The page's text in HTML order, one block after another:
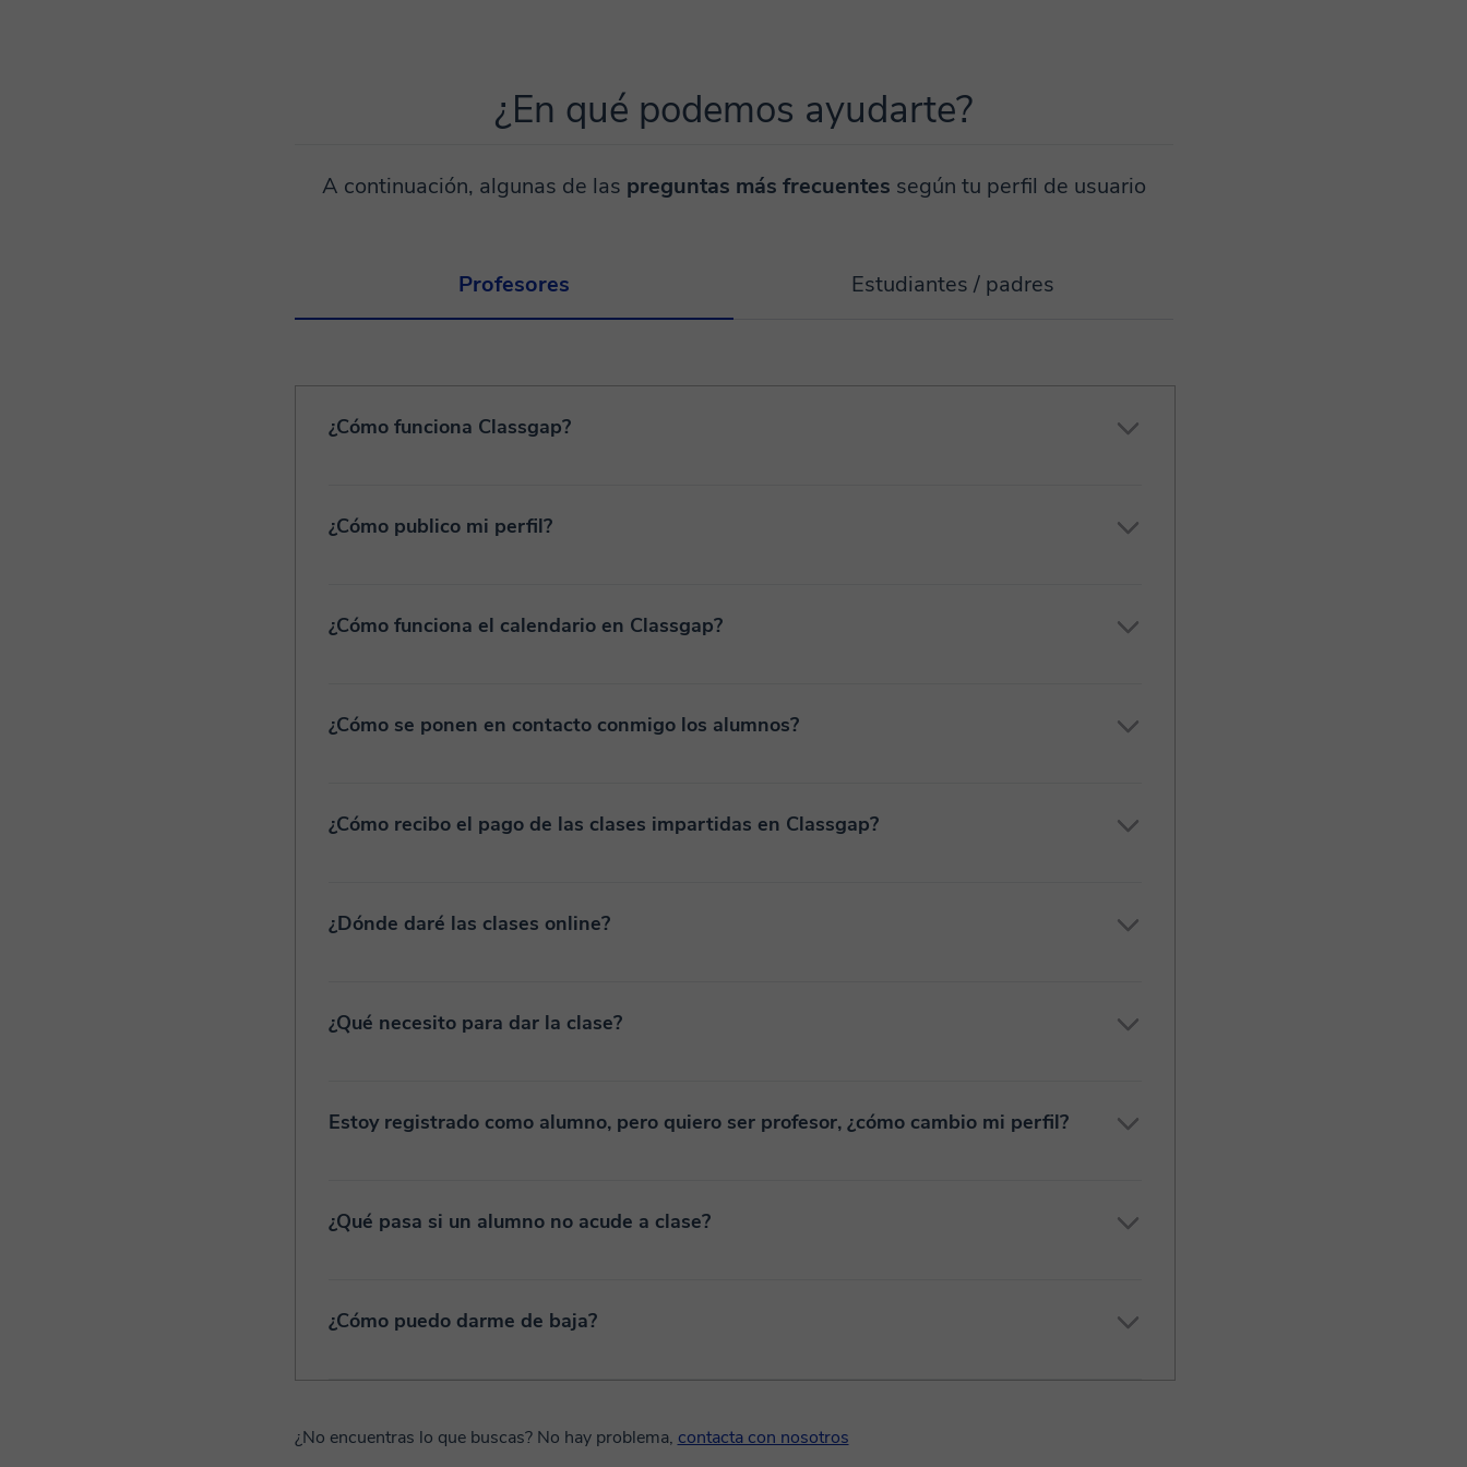
¿En qué podemos ayudarte?
A continuación, algunas de las preguntas más frecuentes según tu perfil de usuario
Profesores Estudiantes / padres
¿Cómo funciona Classgap?
¿Cómo publico mi perfil?
¿Cómo funciona el calendario en Classgap?
¿Cómo se ponen en contacto conmigo los alumnos?
¿Cómo recibo el pago de las clases impartidas en Classgap?
¿Dónde daré las clases online?
¿Qué necesito para dar la clase?
Estoy registrado como alumno, pero quiero ser profesor, ¿cómo cambio mi perfil?
¿Qué pasa si un alumno no acude a clase?
¿Cómo puedo darme de baja?
¿No encuentras lo que buscas? No hay problema, contacta con nosotros